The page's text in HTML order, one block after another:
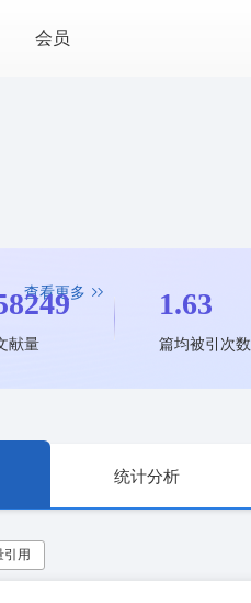
会员
查看更多
献量
1.63
篇均被引次数
统计分析
引用